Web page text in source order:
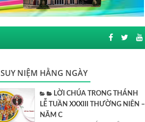
SUY NIỆM HẰNG NGÀY
LỜI CHÚA TRONG THÁNH
LỄ TUẦN XXXIII THƯỜNG NIÊN –
NĂM C